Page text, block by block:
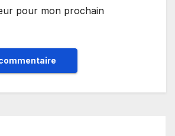
pour mon prochain